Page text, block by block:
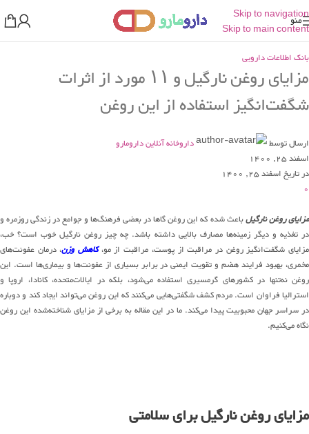
Skip to navigation
Skip to main content
منو
بانک اطلاعات دارویی
مزایای روغن نارگیل و ۱۱ مورد از اثرات
شگفت‌انگیز استفاده از این روغن
ارسال توسط
داروخانه آنلاین دارومارو
اسفند 25, 1400
در تاریخ اسفند 25, 1400
0
مزایای روغن نارگیلباعث شده که این روغن گاها در بعضی فرهنگ‌ها و جوامع در زندگی روزمره و
در تغذیه و دیگر زمینه‌ها مصارف بالایی داشته باشد. چه چیز روغن نارگیل خوب است؟ خب،
مزایای شگفت‌انگیز روغن در مراقبت از پوست، مراقبت از مو،کاهش وزن، درمان عفونت‌های
مخمری، بهبود فرایند هضم و تقویت ایمنی در برابر بسیاری از عفونت‌ها و بیماری‌ها است. این
روغن نه‌تنها در کشورهای گرمسیری استفاده می‌شود، بلکه در ایالات‌متحده، کانادا، اروپا و
استرالیا فراوان است. مردم کشف شگفتی‌هایی می‌کنند که این روغن می‌تواند ایجاد کند و دوباره
در سراسر جهان محبوبیت پیدا می‌کند. ما در این مقاله به برخی از مزایای شناخته‌شده این روغن
نگاه می‌کنیم.
مزایای روغن نارگیل برای سلامتی